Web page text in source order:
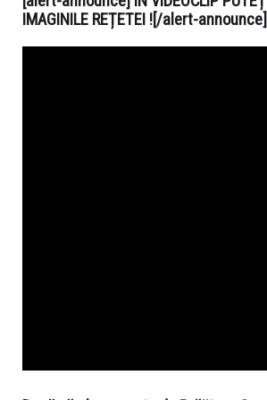
IMAGINILE REȚETEI ![/alert-announce]